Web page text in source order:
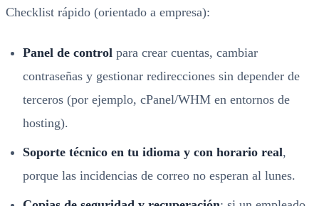
Checklist rápido (orientado a empresa):
Panel de control para crear cuentas, cambiar
contraseñas y gestionar redirecciones sin depender de
terceros (por ejemplo, cPanel/WHM en entornos de
hosting).
Soporte técnico en tu idioma y con horario real,
porque las incidencias de correo no esperan al lunes.